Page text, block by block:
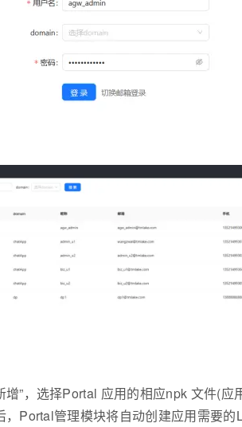
增”，选择Portal 应用的相应npk 文件(
，Portal管理模块将自动创建应用需要